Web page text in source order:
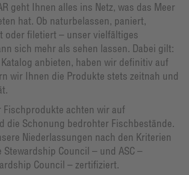
geht Ihnen alles ins Netz, was das Meer
hat. Ob naturbelassen, paniert,
oder filetiert – unser vielfältiges
sich mehr als sehen lassen. Dabei gilt:
anbieten, haben wir definitiv auf
wir Ihnen die Produkte stets zeitnah und
Fischprodukte achten wir auf
die Schonung bedrohter Fischbestände.
Niederlassungen nach den Kriterien
Stewardship Council – und ASC –
Council – zertifiziert.